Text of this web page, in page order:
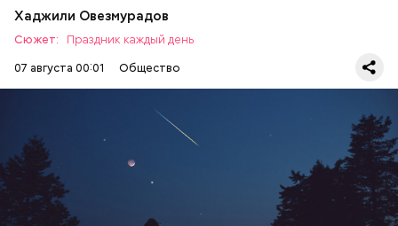
Хаджили Овезмурадов
Сюжет:
Праздник каждый день
07 августа 00:01
Общество
День собирания звезд учрежден в честь
метеорного потока Персеиды, который ежегодно
можно наблюдать в августе. Все любители
смотреть на звездопад 7 августа выезжают за
город — в местность, где нет светового
загрязнения и где можно невооруженным глазом
наблюдать за падающими звездами.
ЕДА ПРАЗДНИКИ
СЛАДОСТИ